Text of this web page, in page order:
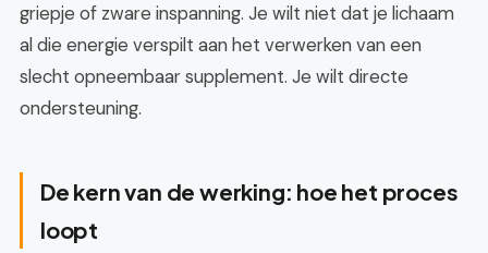
griepje of zware inspanning. Je wilt niet dat je lichaam
al die energie verspilt aan het verwerken van een
slecht opneembaar supplement. Je wilt directe
ondersteuning.
De kern van de werking: hoe het proces
loopt